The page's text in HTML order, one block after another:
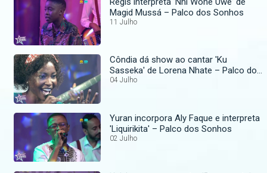
Magid Mussá – Palco dos Sonhos
11 Julho
Côndia dá show ao cantar 'Ku
Sasseka' de Lorena Nhate – Palco dos
Sonhos
04 Julho
Yuran incorpora Aly Faque e interpreta
'Liquirikita' – Palco dos Sonhos
02 Julho